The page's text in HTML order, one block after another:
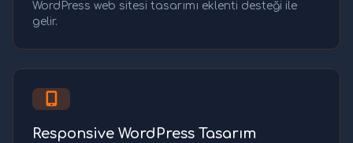
WordPress web sitesi tasarımı eklenti desteği ile
gelir.
Responsive WordPress Tasarım